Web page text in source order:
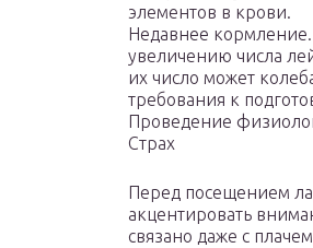
элементов в крови.
Недавнее кормление.
увеличению числа
их число может
требования к
Проведение
Страх
Перед посещением
акцентировать
связано даже с